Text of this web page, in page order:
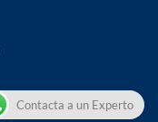
Contacta a un Experto